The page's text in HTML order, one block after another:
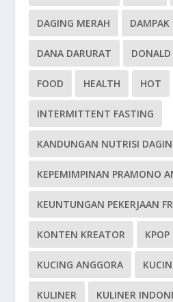
DAGING MERAH DAMPAK
DANA DARURAT
FOOD HEALTH HOT
INTERMITTENT FASTING
KANDUNGAN NUTRISI
KEPEMIMPINAN PRAMONO
KEUNTUNGAN PEKERJAAN
KONTEN KREATOR KPOP
KUCING ANGGORA
KULINER KULINER